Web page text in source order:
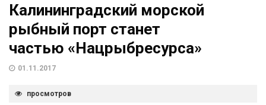
Калининградский морской
рыбный порт станет
частью «Нацрыбресурса»
01.11.2017
просмотров